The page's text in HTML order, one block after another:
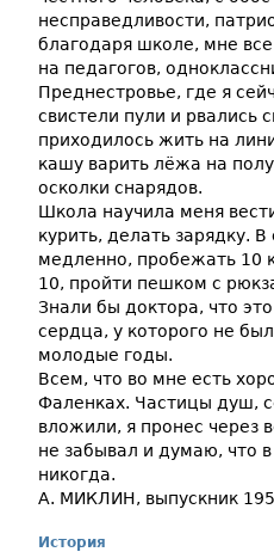
несправедливости,
благодаря школе, мне
на педагогов,
Преднестровье, где я
свистели пули и рвались
приходилось жить на
кашу варить лёжа на
осколки снарядов.
Школа научила меня
курить, делать зарядку.
медленно, пробежать 10
10, пройти пешком с
Знали бы доктора, что
сердца, у которого не
молодые годы.
Всем, что во мне есть
Фаленках. Частицы душ,
вложили, я пронес через
не забывал и думаю, что
никогда.
А. МИКЛИН, выпускник
История